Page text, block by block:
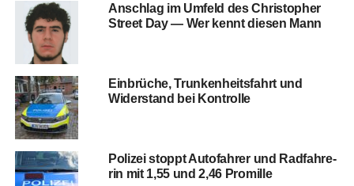
Anschlag im Umfeld des Chris­to­pher
Street Day — Wer kennt die­sen Mann
Ein­brü­che, Trun­ken­heits­fahrt und
Wider­stand bei Kontrolle
Poli­zei stoppt Auto­fah­rer und Rad­fah­re­
rin mit 1,55 und 2,46 Promille